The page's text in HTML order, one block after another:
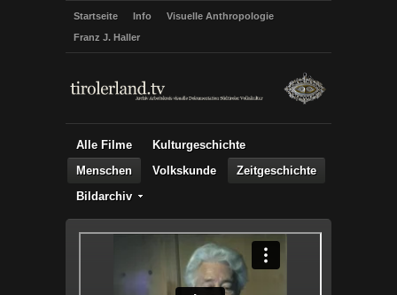
Startseite Info
Visuelle Anthropologie
Franz J. Haller
Alle Filme
Kulturgeschichte
Menschen
Volkskunde
Zeitgeschichte
Bildarchiv